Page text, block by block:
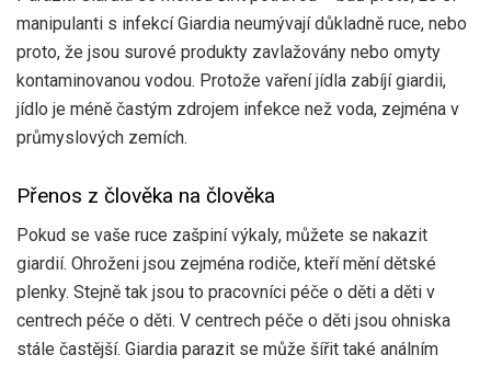
manipulanti s infekcí Giardia neumývají důkladně ruce, nebo
proto, že jsou surové produkty zavlažovány nebo omyty
kontaminovanou vodou. Protože vaření jídla zabíjí giardii,
jídlo je méně častým zdrojem infekce než voda, zejména v
průmyslových zemích.
Přenos z člověka na člověka
Pokud se vaše ruce zašpiní výkaly, můžete se nakazit
giardií. Ohroženi jsou zejména rodiče, kteří mění dětské
plenky. Stejně tak jsou to pracovníci péče o děti a děti v
centrech péče o děti. V centrech péče o děti jsou ohniska
stále častější. Giardia parazit se může šířit také análním